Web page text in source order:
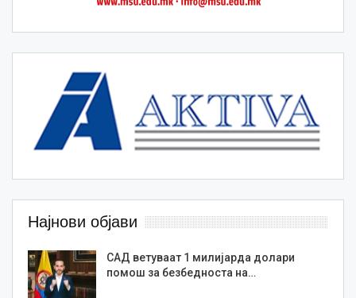
Најнови објави
САД ветуваат 1 милијарда долари
помош за безбедноста на…